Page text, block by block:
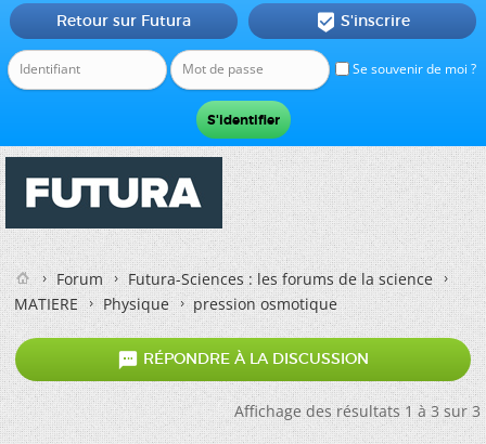
Se souvenir de moi ?
Retour sur Futura  S'inscrire
Forum
Futura-Sciences : les forums de la science
MATIERE
Physique pression osmotique
 RÉPONDRE À LA DISCUSSION
Affichage des résultats 1 à 3 sur 3